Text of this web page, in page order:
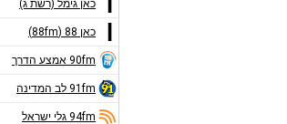
כאן גימל (רשת ג)
כאן 88 (88fm)
90fm אמצע הדרך
91fm לב המדינה
94fm גלי ישראל